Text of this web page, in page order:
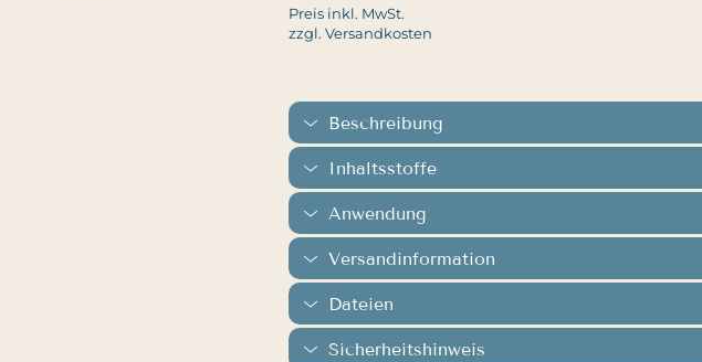
Preis inkl. MwSt.
zzgl. Versandkosten
Beschreibung
Inhaltsstoffe
Anwendung
Versandinformation
Dateien
Sicherheitshinweis